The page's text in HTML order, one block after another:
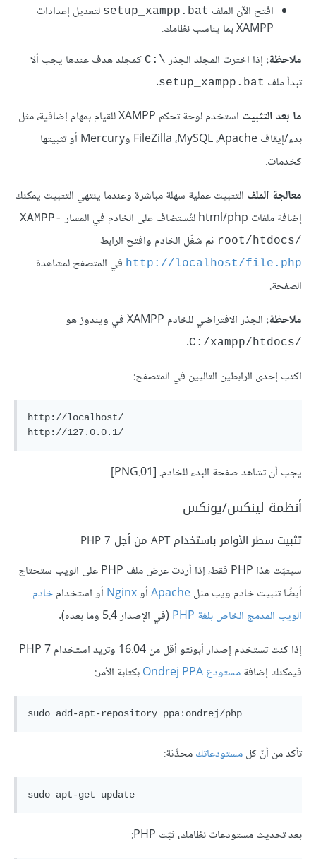
افتح الآن الملف setup_xampp.bat لتعديل إعدادات
XAMPP بما يناسب نظامك.
ملاحظة: إذا اخترت المجلد الجذر C‎:\‎ كمجلد هدف عندها يجب ألا
تبدأ ملف setup_xampp.bat
.
ما بعد التثبيت
استخدم لوحة تحكم XAMPP للقيام بمهام إضافية، مثل
بدء/إيقاف Apache، ‏MySQL، ‏FileZilla وMercury أو تثبيتها
كخدمات.
معالجة الملف التثبيت عملية سهلة مباشرة وعندما ينتهي التثبيت يمكنك
إضافة ملفات html/php لتُستضاف على الخادم في المسار
XAMPP-
root/htdocs/‎ ثم شغّل الخادم وافتح الرابط
http://localhost/file.php في المتصفح لمشاهدة
الصفحة.
ملاحظة: الجذر الافتراضي للخادم XAMPP في ويندوز هو
C:/xampp/htdocs/‎
.
اكتب إحدى الرابطين التاليين في المتصفح:
http://localhost/
يجب أن تشاهد صفحة البدء للخادم. [01.PNG]
أنظمة لينكس/يونكس
تثبيت سطر الأوامر باستخدام APT من أجل PHP 7
سيثبّت هذا PHP فقط، إذا أردت عرض ملف PHP على الويب ستحتاج
أيضًا تثبيت خادم ويب مثلApacheأوNginx أو استخدامخادم
الويب المدمج الخاص بلغة PHP
(في الإصدار 5.4 وما بعده).
إذا كنت تستخدم إصدار أبونتو أقل من 16.04 وتريد استخدام PHP 7
فيمكنك إضافةمستودع Ondrej PPA بكتابة الأمر:
تأكد من أنّ كلمستودعاتكمحدَّثة:
بعد تحديث مستودعات نظامك، ثبّت PHP: